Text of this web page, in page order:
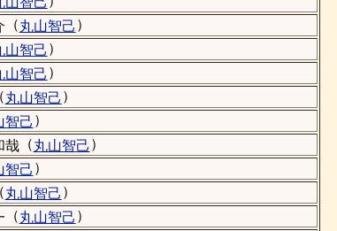
（丸山智己 ）
山智己 ）
山智己 ）
丸山智己 ）
智己 ）
哉（丸山智己 ）
智己 ）
丸山智己 ）
（丸山智己 ）